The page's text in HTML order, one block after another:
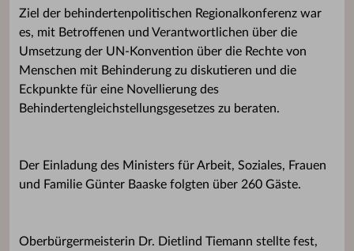
Ziel der behindertenpolitischen Regionalkonferenz war
es, mit Betroffenen und Verantwortlichen über die
Umsetzung der UN-Konvention über die Rechte von
Menschen mit Behinderung zu diskutieren und die
Eckpunkte für eine Novellierung des
Behindertengleichstellungsgesetzes zu beraten.
Der Einladung des Ministers für Arbeit, Soziales, Frauen
und Familie Günter Baaske folgten über 260 Gäste.
Oberbürgermeisterin Dr. Dietlind Tiemann stellte fest,